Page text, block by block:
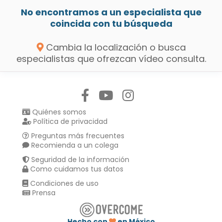
No encontramos a un especialista que
coincida con tu búsqueda
Cambia la localización o busca
especialistas que ofrezcan vídeo consulta.
Quiénes somos
Política de privacidad
Preguntas más frecuentes
Recomienda a un colega
Seguridad de la información
Como cuidamos tus datos
Condiciones de uso
Prensa